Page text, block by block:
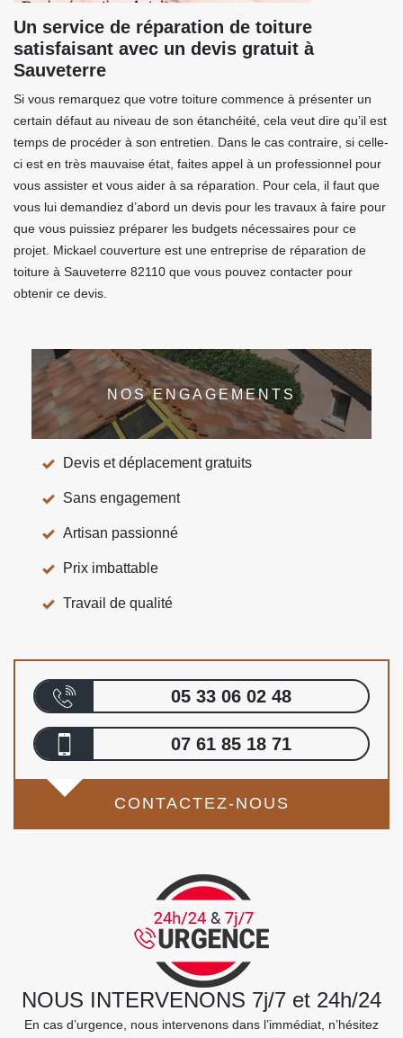
Un service de réparation de toiture
satisfaisant avec un devis gratuit à
Sauveterre
Si vous remarquez que votre toiture commence à présenter un
certain défaut au niveau de son étanchéité, cela veut dire qu’il est
temps de procéder à son entretien. Dans le cas contraire, si celle-
ci est en très mauvaise état, faites appel à un professionnel pour
vous assister et vous aider à sa réparation. Pour cela, il faut que
vous lui demandiez d’abord un devis pour les travaux à faire pour
que vous puissiez préparer les budgets nécessaires pour ce
projet. Mickael couverture est une entreprise de réparation de
toiture à Sauveterre 82110 que vous pouvez contacter pour
obtenir ce devis.
NOS ENGAGEMENTS
Devis et déplacement gratuits
Sans engagement
Artisan passionné
Prix imbattable
Travail de qualité
05 33 06 02 48
07 61 85 18 71
CONTACTEZ-NOUS
NOUS INTERVENONS 7j/7 et 24h/24
En cas d’urgence, nous intervenons dans l’immédiat, n’hésitez